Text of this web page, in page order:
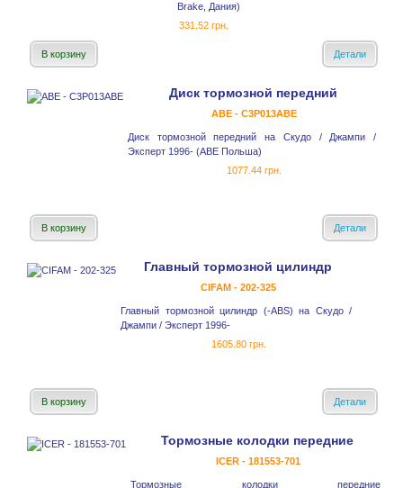
Brake, Дания)
331.52 грн.
В корзину Детали
Диск тормозной передний
ABE - C3P013ABE
Диск тормозной передний на Скудо / Джампи /
Эксперт 1996- (ABE Польша)
1077.44 грн.
В корзину Детали
Главный тормозной цилиндр
CIFAM - 202-325
Главный тормозной цилиндр (-ABS) на Скудо /
Джампи / Эксперт 1996-
1605.80 грн.
В корзину Детали
Тормозные колодки передние
ICER - 181553-701
Тормозные колодки передние